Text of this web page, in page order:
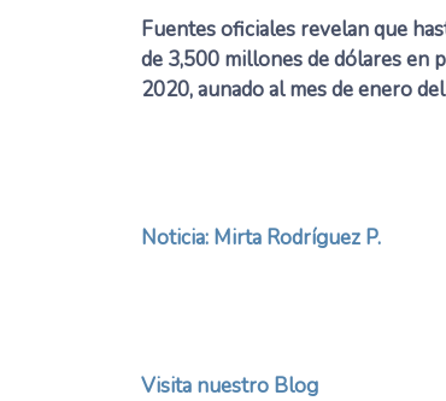
Fuentes oficiales revelan que
de 3,500 millones de dólares en
2020, aunado al mes de enero
Noticia: Mirta Rodríguez P.
Visita nuestro Blog